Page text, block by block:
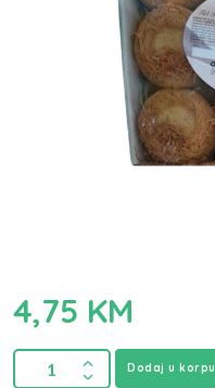
4,75 KM
Dodaj u korpu